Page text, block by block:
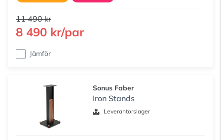
11 490 kr
8 490 kr/par
Jämför
Sonus Faber
Iron Stands
Leverantörslager